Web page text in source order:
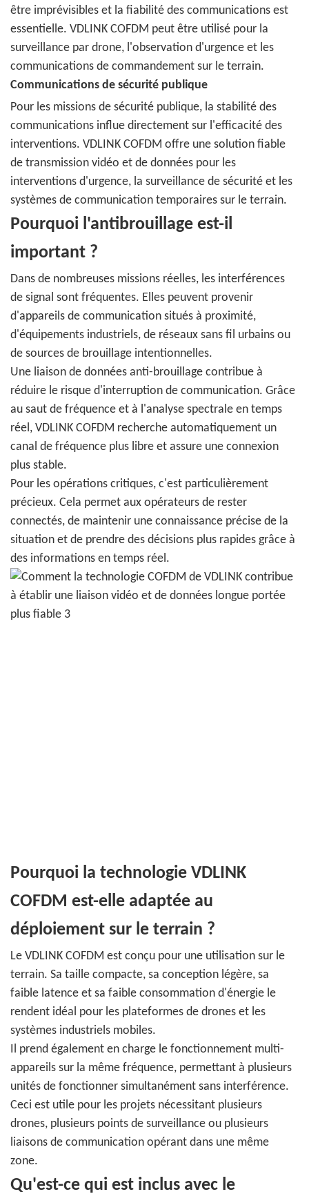
être imprévisibles et la fiabilité des communications est
essentielle. VDLINK COFDM peut être utilisé pour la
surveillance par drone, l'observation d'urgence et les
communications de commandement sur le terrain.
Communications de sécurité publique
Pour les missions de sécurité publique, la stabilité des
communications influe directement sur l'efficacité des
interventions. VDLINK COFDM offre une solution fiable
de transmission vidéo et de données pour les
interventions d'urgence, la surveillance de sécurité et les
systèmes de communication temporaires sur le terrain.
Pourquoi l'antibrouillage est-il
important ?
Dans de nombreuses missions réelles, les interférences
de signal sont fréquentes. Elles peuvent provenir
d'appareils de communication situés à proximité,
d'équipements industriels, de réseaux sans fil urbains ou
de sources de brouillage intentionnelles.
Une liaison de données anti-brouillage contribue à
réduire le risque d'interruption de communication. Grâce
au saut de fréquence et à l'analyse spectrale en temps
réel, VDLINK COFDM recherche automatiquement un
canal de fréquence plus libre et assure une connexion
plus stable.
Pour les opérations critiques, c'est particulièrement
précieux. Cela permet aux opérateurs de rester
connectés, de maintenir une connaissance précise de la
situation et de prendre des décisions plus rapides grâce à
des informations en temps réel.
Pourquoi la technologie VDLINK
COFDM est-elle adaptée au
déploiement sur le terrain ?
Le VDLINK COFDM est conçu pour une utilisation sur le
terrain. Sa taille compacte, sa conception légère, sa
faible latence et sa faible consommation d'énergie le
rendent idéal pour les plateformes de drones et les
systèmes industriels mobiles.
Il prend également en charge le fonctionnement multi-
appareils sur la même fréquence, permettant à plusieurs
unités de fonctionner simultanément sans interférence.
Ceci est utile pour les projets nécessitant plusieurs
drones, plusieurs points de surveillance ou plusieurs
liaisons de communication opérant dans une même
zone.
Qu'est-ce qui est inclus avec le